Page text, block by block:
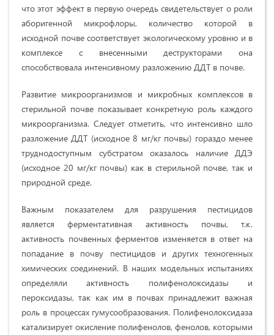
что этот эффект в первую очередь свидетельствует о роли
аборигенной микрофлоры, количество которой в
исходной почве соответствует экологическому уровню и в
комплексе с внесенными деструкторами она
способствовала интенсивному разложению ДДТ в почве.
Развитие микроорганизмов и микробных комплексов в
стерильной почве показывает конкретную роль каждого
микроорганизма. Следует отметить, что интенсивно шло
разложение ДДТ (исходное 8 мг/кг почвы) гораздо менее
труднодоступным субстратом оказалось наличие ДДЭ
(исходное 20 мг/кг почвы) как в стерильной почве, так и
природной среде.
Важным показателем для разрушения пестицидов
является ферментативная активность почвы, т.к.
активность почвенных ферментов изменяется в ответ на
попадание в почву пестицидов и других техногенных
химических соединений. В наших модельных испытаниях
определяли активность полифенолоксидазы и
пероксидазы, так как им в почвах принадлежит важная
роль в процессах гумусообразования. Полифенолоксидаза
катализирует окисление полифенолов, фенолов, которыми